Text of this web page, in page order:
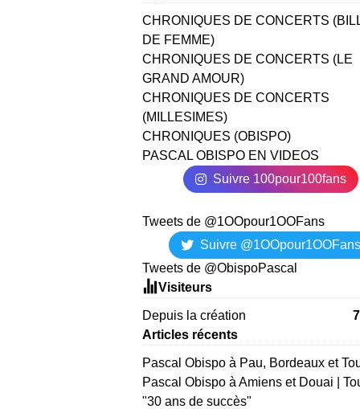
CHRONIQUES DE CONCERTS
DE FEMME)
CHRONIQUES DE CONCERTS (LE
GRAND AMOUR)
CHRONIQUES DE CONCERTS
(MILLESIMES)
CHRONIQUES (OBISPO)
PASCAL OBISPO EN VIDEOS
Suivre 100pour100fans
Tweets de @1OOpour1OOFans
Suivre @1OOpour1OOFans
Tweets de @ObispoPascal
Visiteurs
Depuis la création
Articles récents
Pascal Obispo à Pau, Bordeaux et
Pascal Obispo à Amiens et Douai |
"30 ans de succès"